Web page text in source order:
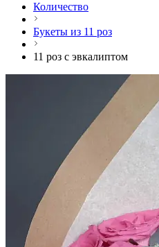
Количество
Букеты из 11 роз
11 роз с эвкалиптом